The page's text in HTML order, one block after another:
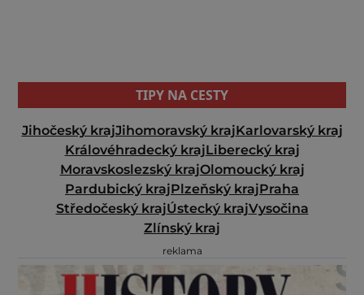
TIPY NA CESTY
Jihočeský krajJihomoravský krajKarlovarský kraj
Královéhradecký krajLiberecký kraj
Moravskoslezský krajOlomoucký kraj
Pardubický krajPlzeňský krajPraha
Středočeský krajÚstecký krajVysočina
Zlínský kraj
reklama